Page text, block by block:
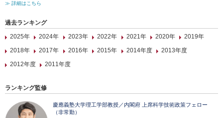
≫ 詳細はこちら
過去ランキング
2025年
2024年 2023年 2022年 2021年 2020年
2019年
2018年
2017年 2016年 2015年 2014年度
2013年度
2012年度
2011年度
ランキング監修
慶應義塾大学理工学部教授／内閣府 上席科学技術政策フェロー
（非常勤）